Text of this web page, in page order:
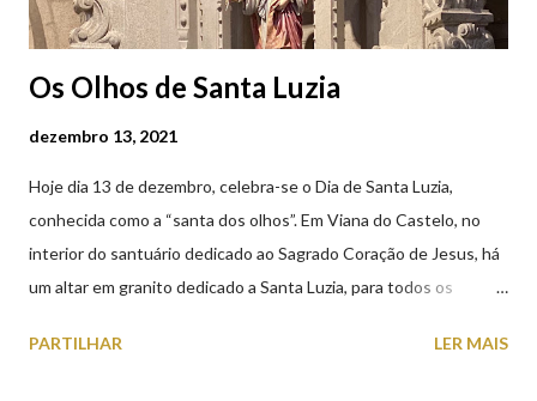
Os Olhos de Santa Luzia
dezembro 13, 2021
Hoje dia 13 de dezembro, celebra-se o Dia de Santa Luzia,
conhecida como a “santa dos olhos”. Em Viana do Castelo, no
interior do santuário dedicado ao Sagrado Coração de Jesus, há
um altar em granito dedicado a Santa Luzia, para todos os
uma capela dedicada a Santa Luzia construída no cimo do monte
PARTILHAR LER MAIS